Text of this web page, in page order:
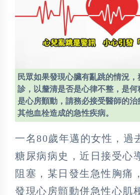
民眾如果發現心臟有亂跳的情況
診，以釐清是否是心律不整，是
是心房顫動，請務必接受醫師的
其他血栓造成的急性疾病。
一名80歲年邁的女性，過
糖尿病病史，近日接受心
阻塞，某日發生急性胸痛
發現心房顫動併急性心肌